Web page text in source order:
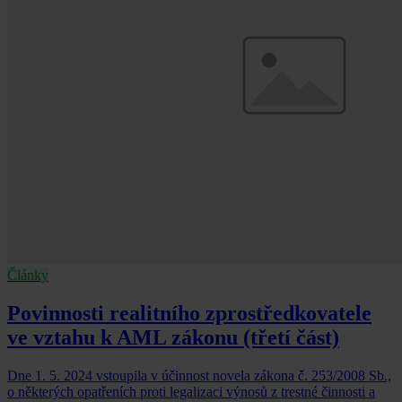
Články
Povinnosti realitního zprostředkovatele
ve vztahu k AML zákonu (třetí část)
Dne 1. 5. 2024 vstoupila v účinnost novela zákona č. 253/2008 Sb.,
o některých opatřeních proti legalizaci výnosů z trestné činnosti a